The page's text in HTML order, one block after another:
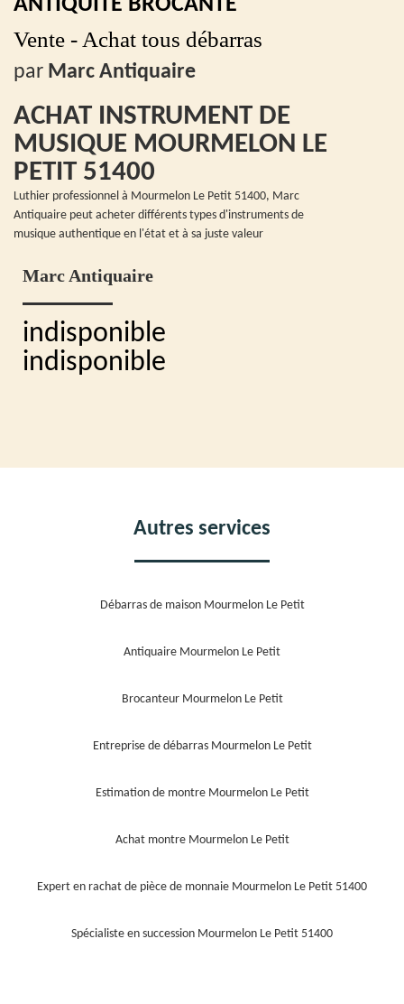
Vente - Achat tous débarras
par Marc Antiquaire
ACHAT INSTRUMENT DE
MUSIQUE MOURMELON LE
PETIT 51400
Luthier professionnel à Mourmelon Le Petit 51400, Marc
Antiquaire peut acheter différents types d'instruments de
musique authentique en l'état et à sa juste valeur
Marc Antiquaire
indisponible
indisponible
Autres services
Débarras de maison Mourmelon Le Petit
Antiquaire Mourmelon Le Petit
Brocanteur Mourmelon Le Petit
Entreprise de débarras Mourmelon Le Petit
Estimation de montre Mourmelon Le Petit
Achat montre Mourmelon Le Petit
Expert en rachat de pièce de monnaie Mourmelon Le Petit 51400
Spécialiste en succession Mourmelon Le Petit 51400